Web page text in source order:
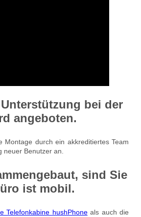
bei der
angeboten.
Montage durch ein akkreditiertes Team
neuer Benutzer an.
sind Sie
ist mobil.
Telefonkabine hushPhoneals auch die